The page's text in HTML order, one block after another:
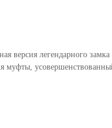
версия легендарного
муфты,